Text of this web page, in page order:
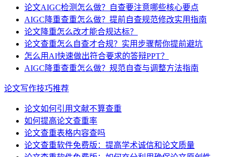
论文AIGC检测怎么做？自查要注意哪些核心要点
AIGC降重查重怎么做？提前自查规范修改实用指南
论文降重怎么改才能合规达标？
论文查重怎么自查才合规？实用步骤帮你提前避坑
怎么用AI快速做出符合要求的答辩PPT？
AIGC降重查重怎么做？规范自查与调整方法指南
论文写作技巧推荐
论文如何引用文献不算查重
如何提高论文查重率
论文查重表格内容查吗
论文查重软件免费版：提高学术诚信和论文质量